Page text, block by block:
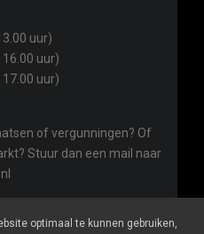
uur)
uur)
uur)
of vergunningen? Of
Stuur dan een mail naar
optimaal te kunnen gebruiken,